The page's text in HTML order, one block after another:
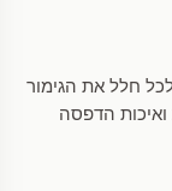
חלל את הגימור
הדפסה